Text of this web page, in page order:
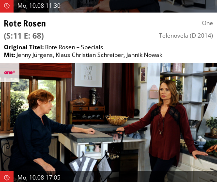
Mo, 10.08 11:30
Rote Rosen One
(S:11 E: 68) Telenovela (D 2014)
Original Titel: Rote Rosen – Specials
Mit: Jenny Jürgens, Klaus Christian Schreiber, Jannik Nowak
Mo, 10.08 17:05